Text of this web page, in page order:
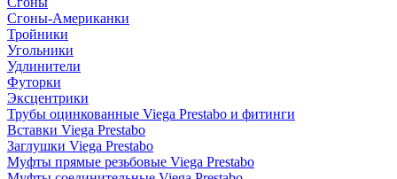
Сгоны-Американки
Тройники
Угольники
Удлинители
Футорки
Эксцентрики
Трубы оцинкованные Viega Prestabo и фитинги
Вставки Viega Prestabo
Заглушки Viega Prestabo
Муфты прямые резьбовые Viega Prestabo